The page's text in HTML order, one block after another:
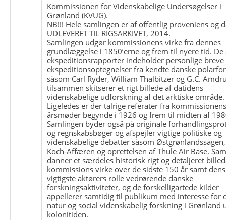
Kommissionen for Videnskabelige Undersøgelser i
Grønland (KVUG).
NB!!! Hele samlingen er af offentlig proveniens og
UDLEVERET TIL RIGSARKIVET, 2014.
Samlingen udgør kommissionens virke fra dennes
grundlæggelse i 1850’erne og frem til nyere tid.
ekspeditionsrapporter indeholder personlige breve
ekspeditionsoptegnelser fra kendte danske
såsom Carl Ryder, William Thalbitzer og G.C.
tilsammen skitserer et rigt billede af datidens
videnskabelige udforskning af det arktiske område.
Ligeledes er der talrige referater fra
årsmøder begynde i 1926 og frem til midten af
Samlingen byder også på originale
og regnskabsbøger og afspejler vigtige politiske og
videnskabelige debatter såsom
Koch-Affæren og oprettelsen af Thule Air Base.
danner et særdeles historisk rigt og detaljeret
kommissions virke over de sidste 150 år samt dens
vigtigste aktørers rolle vedrørende danske
forskningsaktiviteter, og de forskelligartede kilder
appellerer samtidig til publikum med interesse for
natur og social videnskabelig forskning i Grønland
kolonitiden.